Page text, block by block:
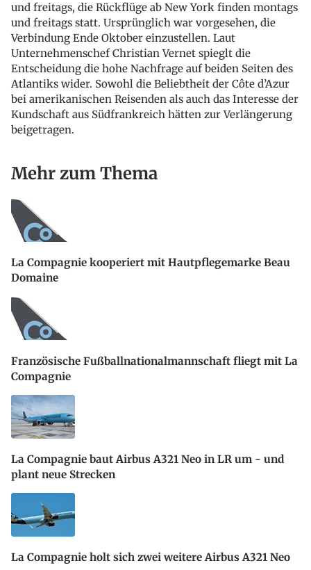
und freitags, die Rückflüge ab New York finden montags
und freitags statt. Ursprünglich war vorgesehen, die
Verbindung Ende Oktober einzustellen. Laut
Unternehmenschef Christian Vernet spieglt die
Entscheidung die hohe Nachfrage auf beiden Seiten des
Atlantiks wider. Sowohl die Beliebtheit der Côte d’Azur
bei amerikanischen Reisenden als auch das Interesse der
Kundschaft aus Südfrankreich hätten zur Verlängerung
beigetragen.
Mehr zum Thema
La Compagnie kooperiert mit Hautpflegemarke Beau
Domaine
Französische Fußballnationalmannschaft fliegt mit La
Compagnie
La Compagnie baut Airbus A321 Neo in LR um - und
plant neue Strecken
La Compagnie holt sich zwei weitere Airbus A321 Neo